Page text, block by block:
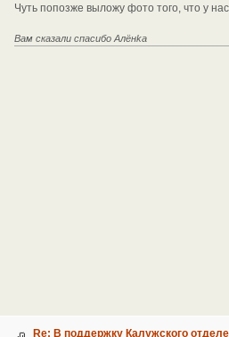
Чуть попозже выложу фото того, что у
Вам сказали спасибо Алёнkа
Re: В поддержку Калужского